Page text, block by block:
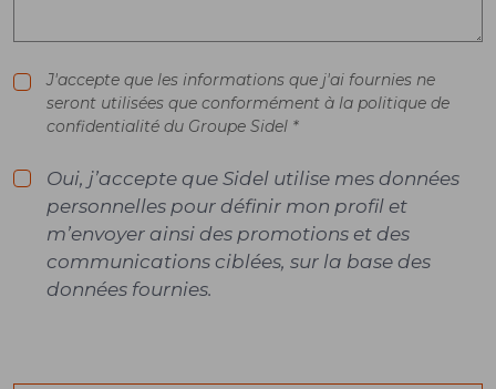
J'accepte que les informations que j'ai fournies ne
seront utilisées que conformément à la politique de
confidentialité du Groupe Sidel *
Oui, j’accepte que Sidel utilise mes données
personnelles pour définir mon profil et
m’envoyer ainsi des promotions et des
communications ciblées, sur la base des
données fournies.